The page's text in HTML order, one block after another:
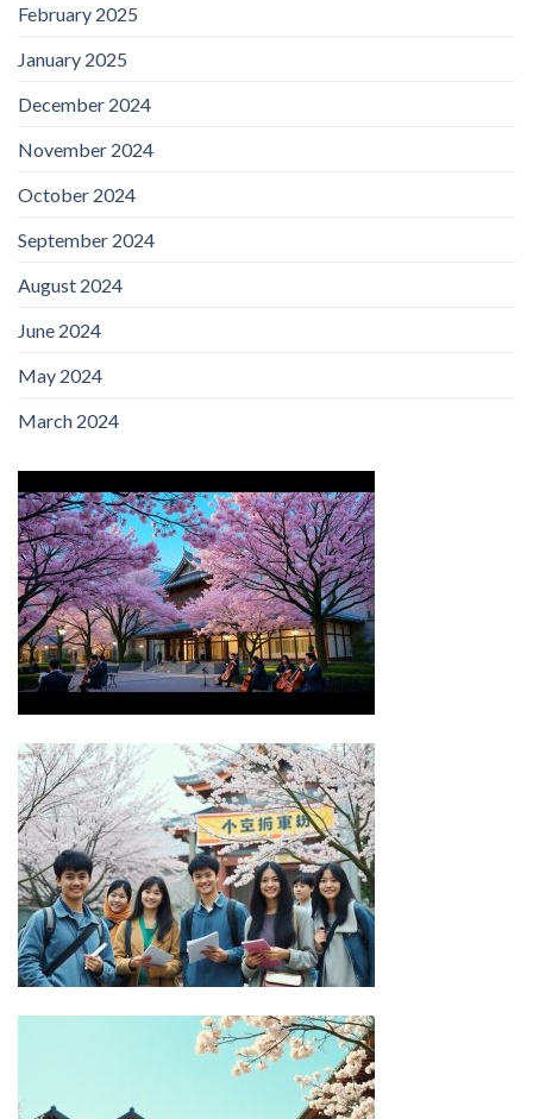
February 2025
January 2025
December 2024
November 2024
October 2024
September 2024
August 2024
June 2024
May 2024
March 2024